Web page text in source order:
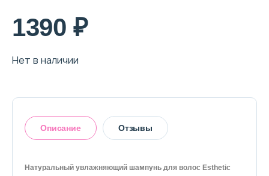
1390 ₽
Нет в наличии
Описание Отзывы
Натуральный увлажняющий шампунь для волос Esthetic